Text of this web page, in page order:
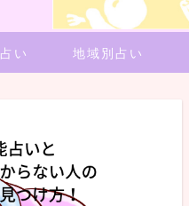
占い 地域別占い